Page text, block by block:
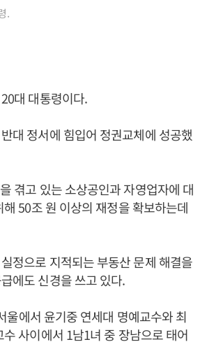
.
대 대통령이다.
대 정서에 힘입어 정권교체에 성공했
겪고 있는 소상공인과 자영업자에 대
50조 원 이상의 재정을 확보하는데
정으로 지적되는 부동산 문제 해결을
에도 신경을 쓰고 있다.
울에서 윤기중 연세대 명예교수와 최
사이에서 1남1녀 중 장남으로 태어